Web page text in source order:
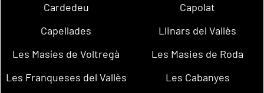
Cardedeu
Capolat
Capellades
Llinars del Vallès
Les Masíes de Voltregà
Les Masies de Roda
Les Franqueses del Vallès
Les Cabanyes